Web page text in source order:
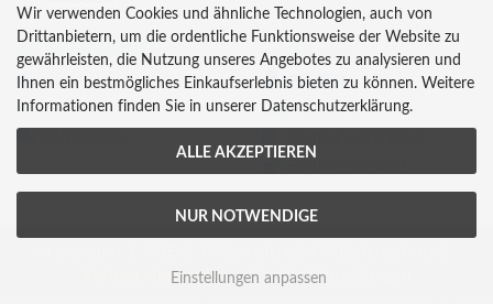
INFORMATIONEN
Über uns
Versandkosten
Lieferzeiten
ZAHLUNG
Kreditkarte
Bar (im Geschäft)
Vertrag widerrufen
Cookie Einstellungen
Wir verwenden Cookies und ähnliche Technologien, auch von
Drittanbietern, um die ordentliche Funktionsweise der Website zu
gewährleisten, die Nutzung unseres Angebotes zu analysieren und
Ihnen ein bestmögliches Einkaufserlebnis bieten zu können. Weitere
Informationen finden Sie in unserer Datenschutzerklärung.
ALLE AKZEPTIEREN
NUR NOTWENDIGE
Einstellungen anpassen